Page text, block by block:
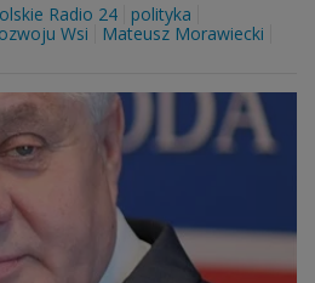
Radio 24
polityka
Wsi
Mateusz Morawiecki